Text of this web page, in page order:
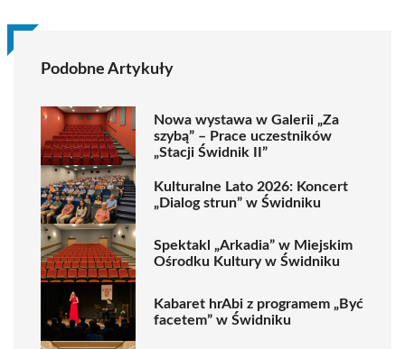
Podobne Artykuły
Nowa wystawa w Galerii „Za
szybą” – Prace uczestników
„Stacji Świdnik II”
Kulturalne Lato 2026: Koncert
„Dialog strun” w Świdniku
Spektakl „Arkadia” w Miejskim
Ośrodku Kultury w Świdniku
Kabaret hrAbi z programem „Być
facetem” w Świdniku